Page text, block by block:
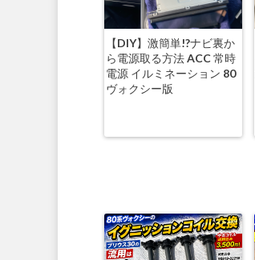
【DIY】激簡単!?ナビ裏か
ら電源取る方法 ACC 常時
電源 イルミネーション 80
ヴォクシー版